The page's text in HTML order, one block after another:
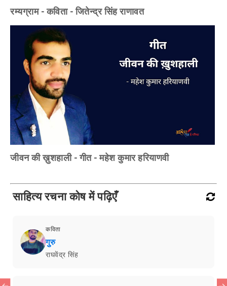
रम्यग्राम - कविता - जितेन्द्र सिंह राणावत
जीवन की ख़ुशहाली - गीत - महेश कुमार हरियाणवी
साहित्य रचना कोष में पढ़िएँ
कविता
गुरु
राघवेंद्र सिंह